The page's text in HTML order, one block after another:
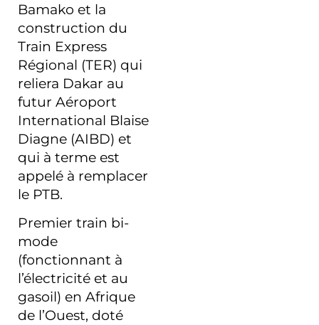
Bamako et la
construction du
Train Express
Régional (TER) qui
reliera Dakar au
futur Aéroport
International Blaise
Diagne (AIBD) et
qui à terme est
appelé à remplacer
le PTB.
Premier train bi-
mode
(fonctionnant à
l’électricité et au
gasoil) en Afrique
de l’Ouest, doté